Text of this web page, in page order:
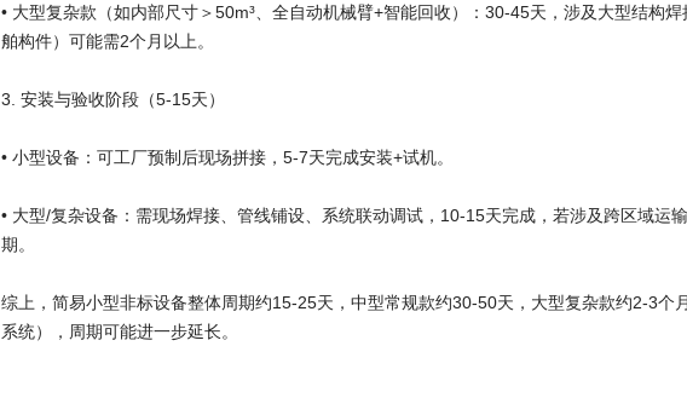
• 大型复杂款（如内部尺寸＞50m³、全自动机械臂+智能回收）：30-45天，涉及大型结构
舶构件）可能需2个月以上。
3. 安装与验收阶段（5-15天）
• 小型设备：可工厂预制后现场拼接，5-7天完成安装+试机。
• 大型/复杂设备：需现场焊接、管线铺设、系统联动调试，10-15天完成，若涉及跨区域运
期。
综上，简易小型非标设备整体周期约15-25天，中型常规款约30-50天，大型复杂款约2-3个
系统），周期可能进一步延长。